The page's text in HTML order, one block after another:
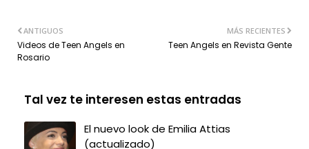
MÁS RECIENTES
Teen Angels en Revista Gente
ANTIGUOS
Videos de Teen Angels en
Rosario
Tal vez te interesen estas entradas
El nuevo look de Emilia Attias
(actualizado)